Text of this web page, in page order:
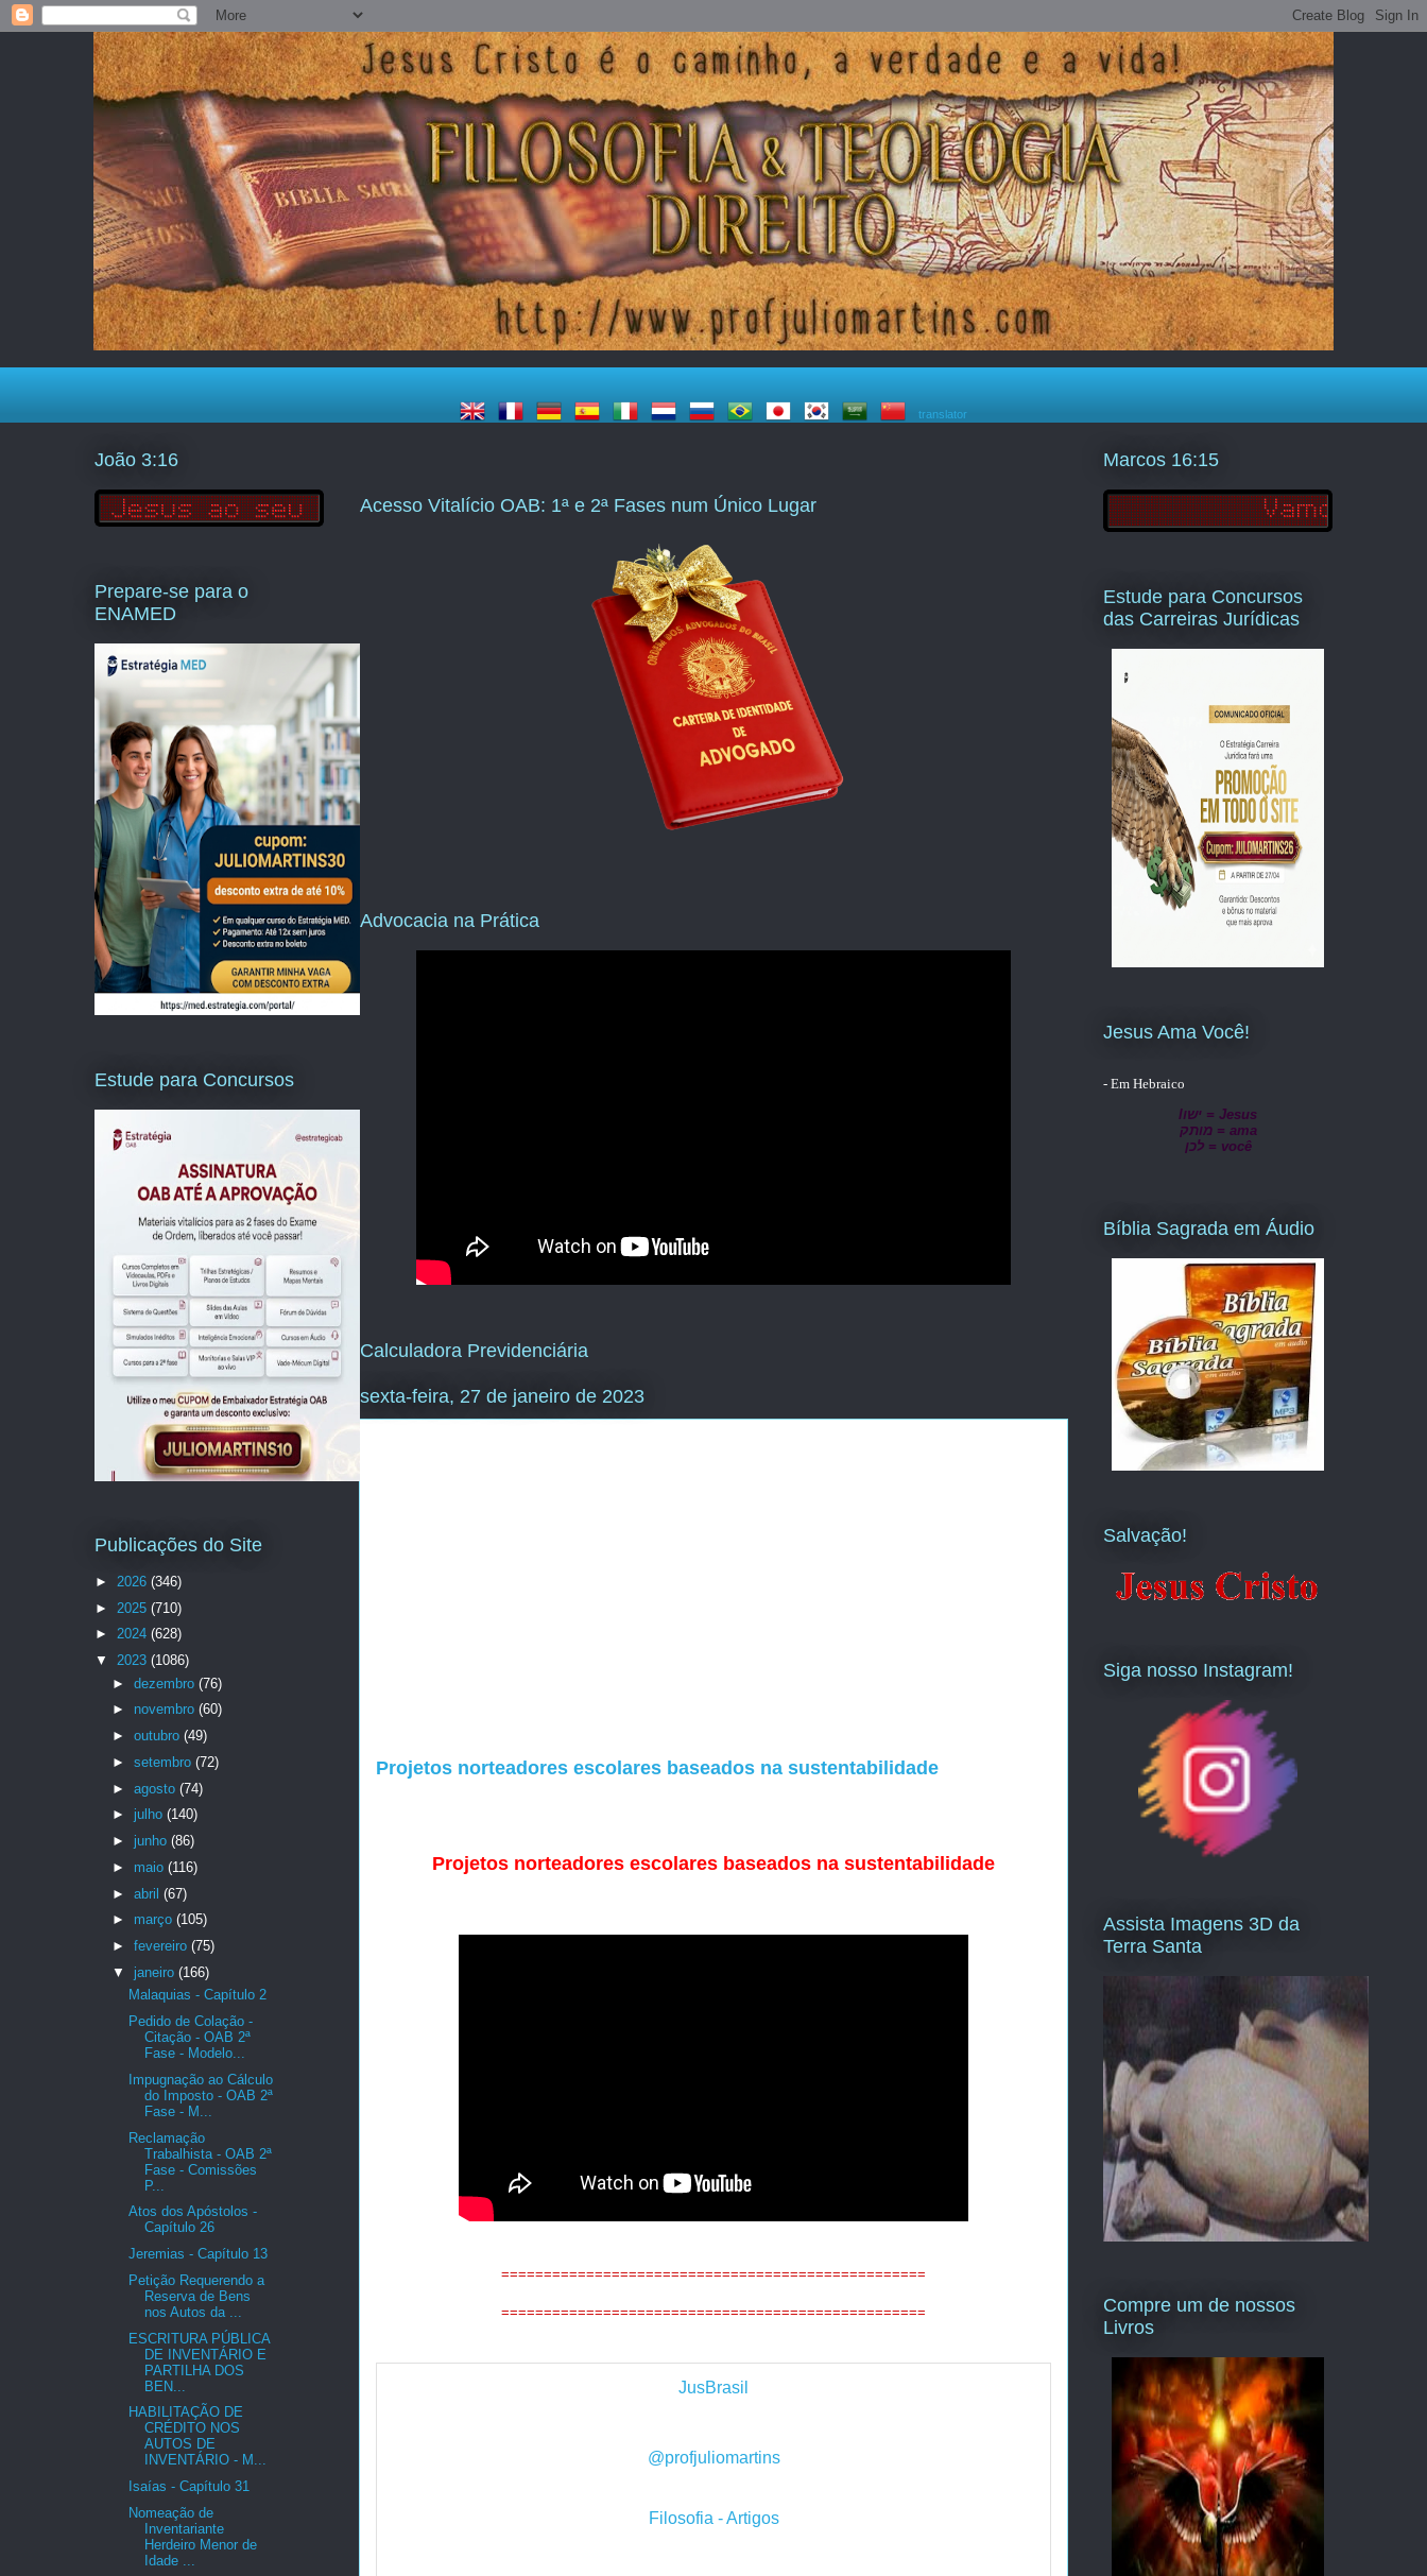
translator
Acesso Vitalício OAB: 1ª e 2ª Fases num Único Lugar
Advocacia na Prática
Calculadora Previdenciária
sexta-feira, 27 de janeiro de 2023
Projetos norteadores escolares baseados na sustentabilidade
Projetos norteadores escolares baseados na sustentabilidade
==================================================
==================================================
JusBrasil
@profjuliomartins
Filosofia - Artigos
João 3:16
Prepare-se para o
ENAMED
Estude para Concursos
Publicações do Site
► 2026 (346)
► 2025 (710)
► 2024 (628)
▼ 2023 (1086)
► dezembro (76)
► novembro (60)
► outubro (49)
► setembro (72)
► agosto (74)
► julho (140)
► junho (86)
► maio (116)
► abril (67)
► março (105)
► fevereiro (75)
▼ janeiro (166)
Malaquias - Capítulo 2
Pedido de Colação -
Citação - OAB 2ª
Fase - Modelo...
Impugnação ao Cálculo
do Imposto - OAB 2ª
Fase - M...
Reclamação
Trabalhista - OAB 2ª
Fase - Comissões
P...
Atos dos Apóstolos -
Capítulo 26
Jeremias - Capítulo 13
Petição Requerendo a
Reserva de Bens
nos Autos da ...
ESCRITURA PÚBLICA
DE INVENTÁRIO E
PARTILHA DOS
BEN...
HABILITAÇÃO DE
CRÉDITO NOS
AUTOS DE
INVENTÁRIO - M...
Isaías - Capítulo 31
Nomeação de
Inventariante
Herdeiro Menor de
Idade ...
Marcos 16:15
Estude para Concursos
das Carreiras Jurídicas
Jesus Ama Você!
- Em Hebraico
lישו = Jesus
מותק = ama
לכן = você
Bíblia Sagrada em Áudio
Salvação!
Siga nosso Instagram!
Assista Imagens 3D da
Terra Santa
Compre um de nossos
Livros